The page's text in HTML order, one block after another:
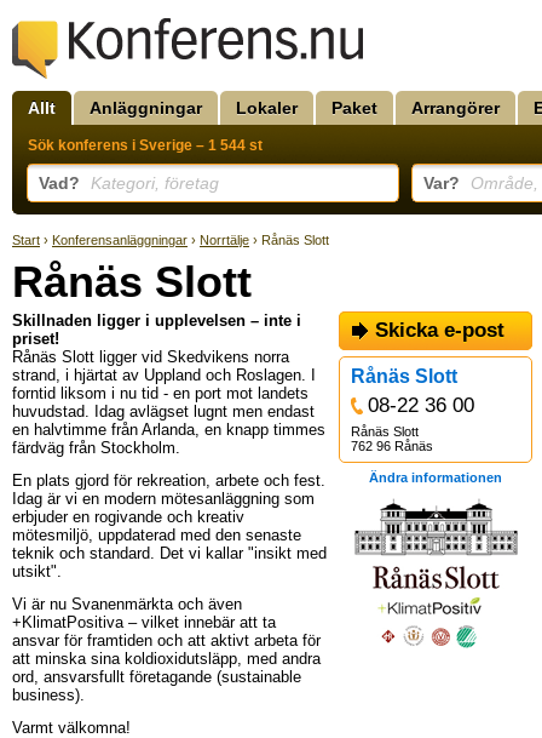
Allt Anläggningar Lokaler Paket Arrangörer
Sök konferens i Sverige – 1 544 st
Vad? Kategori, företag Var?
Start › Konferensanläggningar › Norrtälje › Rånäs Slott
Rånäs Slott
Skicka e-post
Rånäs Slott
08-22 36 00
Rånäs Slott
762 96 Rånäs
Ändra informationen
Skillnaden ligger i upplevelsen – inte i
priset!
Rånäs Slott ligger vid Skedvikens norra
strand, i hjärtat av Uppland och Roslagen. I
forntid liksom i nu tid - en port mot landets
huvudstad. Idag avlägset lugnt men endast
en halvtimme från Arlanda, en knapp timmes
färdväg från Stockholm.
En plats gjord för rekreation, arbete och fest.
Idag är vi en modern mötesanläggning som
erbjuder en rogivande och kreativ
mötesmiljö, uppdaterad med den senaste
teknik och standard. Det vi kallar "insikt med
utsikt".
Vi är nu Svanenmärkta och även
+KlimatPositiva – vilket innebär att ta
ansvar för framtiden och att aktivt arbeta för
att minska sina koldioxidutsläpp, med andra
ord, ansvarsfullt företagande (sustainable
business).
Varmt välkomna!